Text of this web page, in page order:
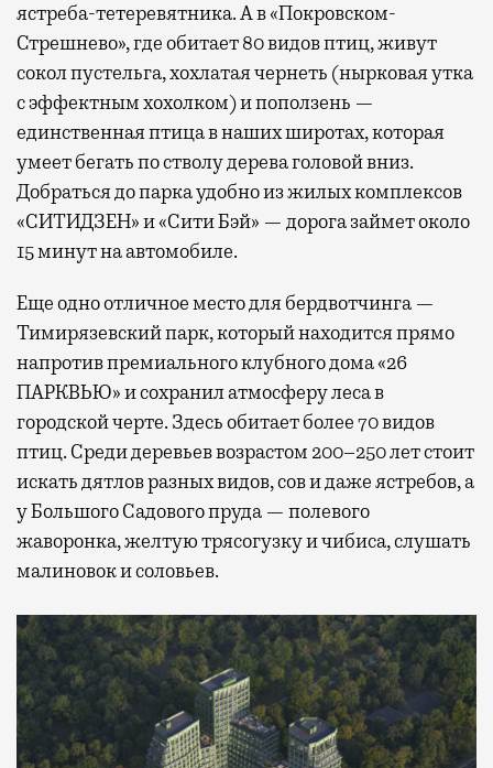
ястреба-тетеревятника. А в «Покровском-
Стрешнево», где обитает 80 видов птиц, живут
сокол пустельга, хохлатая чернеть (нырковая утка
с эффектным хохолком) и поползень —
единственная птица в наших широтах, которая
умеет бегать по стволу дерева головой вниз.
Добраться до парка удобно из жилых комплексов
«СИТИДЗЕН» и «Сити Бэй» — дорога займет около
15 минут на автомобиле.
Еще одно отличное место для бердвотчинга —
Тимирязевский парк, который находится прямо
напротив премиального клубного дома «26
ПАРКВЬЮ» и сохранил атмосферу леса в
городской черте. Здесь обитает более 70 видов
птиц. Среди деревьев возрастом 200–250 лет стоит
искать дятлов разных видов, сов и даже ястребов, а
у Большого Садового пруда — полевого
жаворонка, желтую трясогузку и чибиса, слушать
малиновок и соловьев.